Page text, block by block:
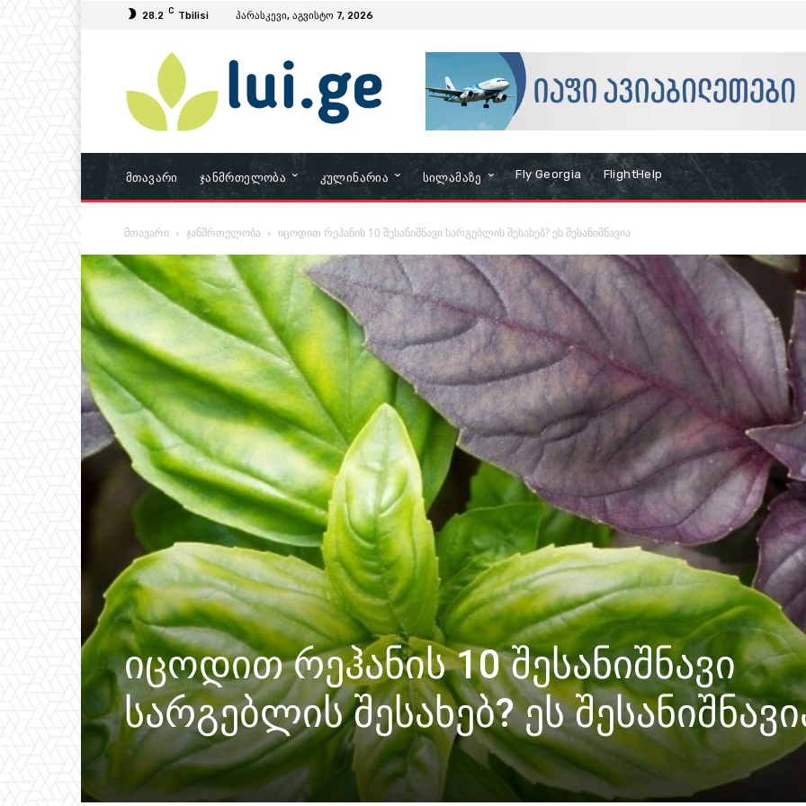
28.2 C Tbilisi პარასკევი, აგვისტო 7, 2026
Მთავარი Ჯანმრთელობა Კულინარია Სილამაზე Fly Georgia FlightHelp
მთავარი ჯანმრთელობა იცოდით რეჰანის 10 შესანიშნავი სარგებლის შესახებ? ეს შესანიშნავია
იცოდით რეჰანის 10 შესანიშნავი
სარგებლის შესახებ? ეს